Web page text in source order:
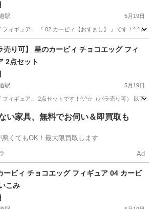
駅 5月19日
フィギュア、 『 02 カービィ【おすまし】 』です！^.^☆
街道駅 フィギュア 星のカービィ
売り可】 星のカービィ チョコエッグ フィ
2点セット
駅 5月19日
フィギュア、 2点セットです！^.^☆（バラ売り可） 以下
道駅 フィギュア 星のカービィ
い家具、無料でお伺い＆即買取も
悪くてもOK！最大限買取します
Ad
ービィ チョコエッグ フィギュア 04 カービ
こみ